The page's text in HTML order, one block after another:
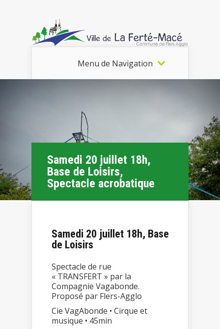
Menu de Navigation
Samedi 20 juillet 18h,
Base de Loisirs,
Spectacle acrobatique
Samedi 20 juillet 18h, Base
de Loisirs
Spectacle de rue
« TRANSFERT » par la
Compagnie Vagabonde.
Proposé par Flers-Agglo
Cie VagAbonde • Cirque et
musique • 45min